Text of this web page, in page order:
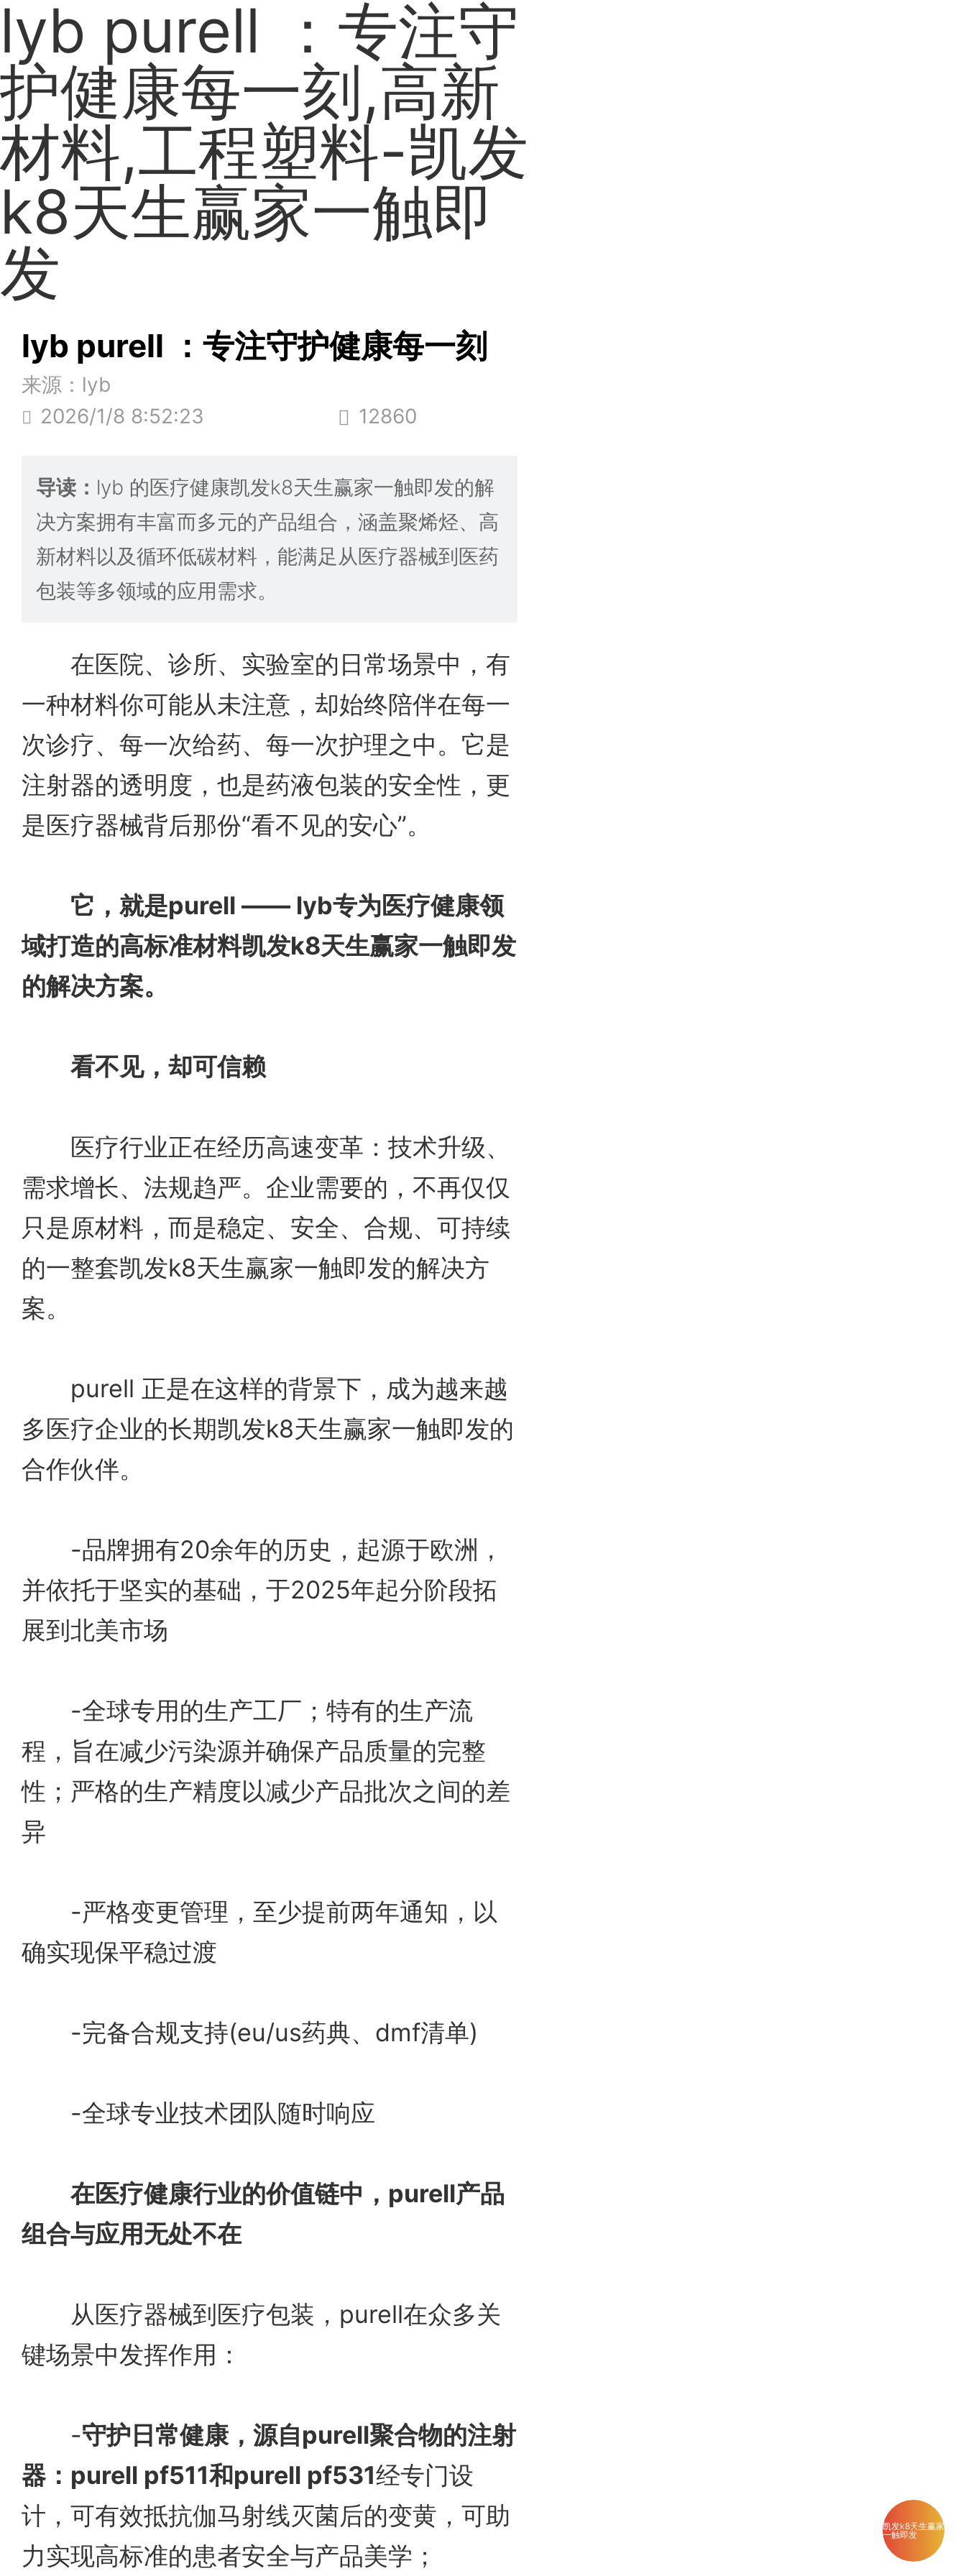
lyb purell ：专注守
护健康每一刻,高新
材料,工程塑料-凯发
k8天生赢家一触即
发
lyb purell ：专注守护健康每一刻
来源：lyb
2026/1/8 8:52:23
12860
导读： lyb 的医疗健康凯发k8天生赢家一触即发的解
决方案拥有丰富而多元的产品组合，涵盖聚烯烃、高
新材料以及循环低碳材料，能满足从医疗器械到医药
包装等多领域的应用需求。
在医院、诊所、实验室的日常场景中，有
一种材料你可能从未注意，却始终陪伴在每一
次诊疗、每一次给药、每一次护理之中。它是
注射器的透明度，也是药液包装的安全性，更
是医疗器械背后那份“看不见的安心”。
它，就是purell —— lyb专为医疗健康领
域打造的高标准材料凯发k8天生赢家一触即发
的解决方案。
看不见，却可信赖
医疗行业正在经历高速变革：技术升级、
需求增长、法规趋严。企业需要的，不再仅仅
只是原材料，而是稳定、安全、合规、可持续
的一整套凯发k8天生赢家一触即发的解决方
案。
purell 正是在这样的背景下，成为越来越
多医疗企业的长期凯发k8天生赢家一触即发的
合作伙伴。
-品牌拥有20余年的历史，起源于欧洲，
并依托于坚实的基础，于2025年起分阶段拓
展到北美市场
-全球专用的生产工厂；特有的生产流
程，旨在减少污染源并确保产品质量的完整
性；严格的生产精度以减少产品批次之间的差
异
-严格变更管理，至少提前两年通知，以
确实现保平稳过渡
-完备合规支持(eu/us药典、dmf清单)
-全球专业技术团队随时响应
在医疗健康行业的价值链中， purell产品
组合与应用无处不在
从医疗器械到医疗包装，purell在众多关
键场景中发挥作用：
-守护日常健康，源自purell聚合物的注射
器： purell pf511和purell pf531经专门设
计，可有效抵抗伽马射线灭菌后的变黄，可助
力实现高标准的患者安全与产品美学；
凯发k8天生赢家
一触即发